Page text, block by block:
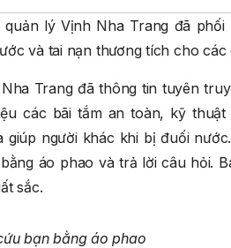
lý Vịnh Nha Trang đã
và tai nạn thương tích cho các
Trang đã thông tin tuyên
các bãi tắm an toàn, kỹ
người khác khi bị đuối
áo phao và trả lời câu hỏi.
sắc.
bạn bằng áo phao